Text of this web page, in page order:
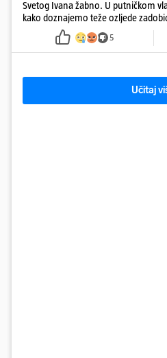
Svetog Ivana žabno. U putničkom
kako doznajemo teže ozljede
vlaka. Zatvoren je promet, a fotoreporteri Prigorskog objavili su
prve snimke s mjesta sudara
5
Učitaj